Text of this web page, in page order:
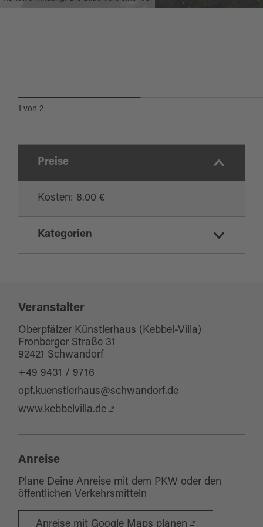
Zugang zu Kunst findet und den
1 von2
Preise
Kosten: 8.00 €
Kategorien
Veranstalter
Oberpfälzer Künstlerhaus (Kebbel-Villa)
Fronberger Straße 31
92421 Schwandorf
+49 9431 / 9716
opf.kuenstlerhaus@schwandorf.de
www.kebbelvilla.de
Anreise
Plane Deine Anreise mit dem PKW oder den
öffentlichen Verkehrsmitteln
Anreise mit Google Maps planen